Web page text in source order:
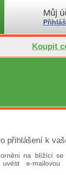
Můj
Koupit
přihlášení k
na blížící se
e-mailovou